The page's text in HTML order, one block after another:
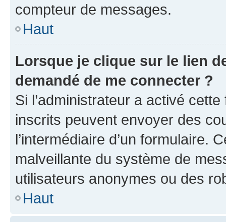
compteur de messages.
Haut
Lorsque je clique sur le lien
demandé de me connecter ?
Si l’administrateur a activé
inscrits peuvent envoyer des
l’intermédiaire d’un formulaire.
malveillante du système de
utilisateurs anonymes ou des
Haut